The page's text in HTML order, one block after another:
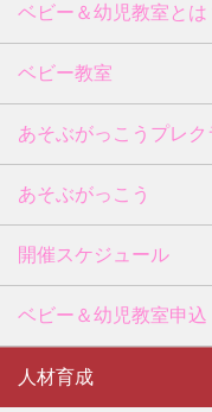
ベビー＆幼児教室とは
ベビー教室
あそぶがっこうプレク
あそぶがっこう
開催スケジュール
ベビー＆幼児教室申込
人材育成